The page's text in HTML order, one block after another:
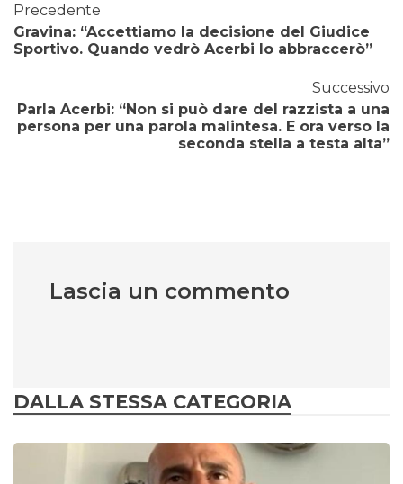
Precedente
Gravina: “Accettiamo la decisione del Giudice
Sportivo. Quando vedrò Acerbi lo abbraccerò”
Successivo
Parla Acerbi: “Non si può dare del razzista a una
persona per una parola malintesa. E ora verso la
seconda stella a testa alta”
Lascia un commento
DALLA STESSA CATEGORIA